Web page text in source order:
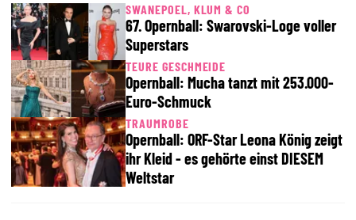
SWANEPOEL, KLUM & CO
67. Opernball: Swarovski-Loge voller
Superstars
TEURE GESCHMEIDE
Opernball: Mucha tanzt mit 253.000-
Euro-Schmuck
TRAUMROBE
Opernball: ORF-Star Leona König zeigt
ihr Kleid - es gehörte einst DIESEM
Weltstar